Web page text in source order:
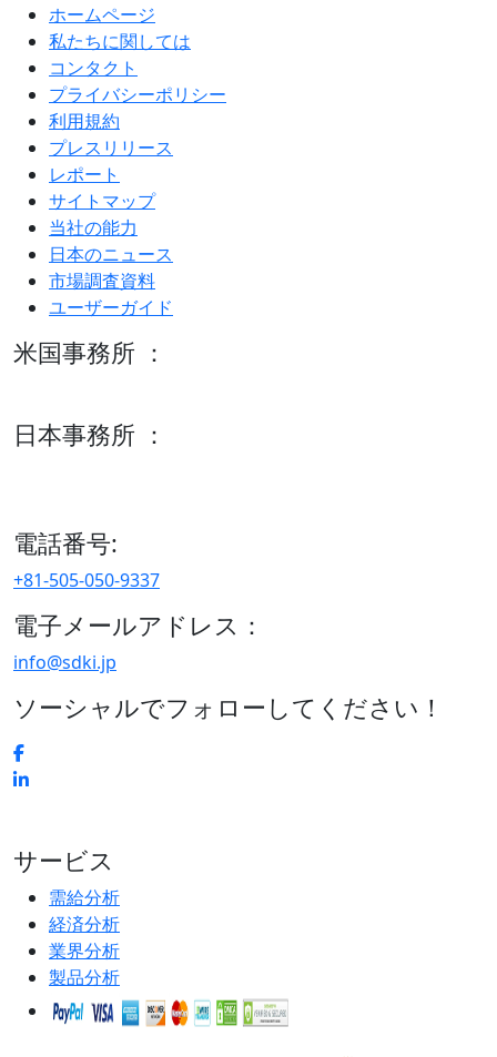
ホームページ
私たちに関しては
コンタクト
プライバシーポリシー
利用規約
プレスリリース
レポート
サイトマップ
当社の能力
日本のニュース
市場調査資料
ユーザーガイド
米国事務所 ：
日本事務所 ：
電話番号:
+81-505-050-9337
電子メールアドレス：
info@sdki.jp
ソーシャルでフォローしてください！
サービス
需給分析
経済分析
業界分析
製品分析